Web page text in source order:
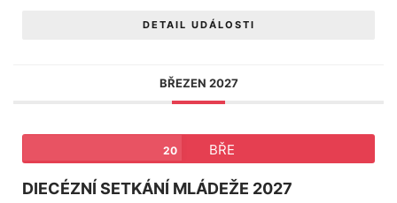
DETAIL UDÁLOSTI
BŘEZEN 2027
20 BŘE
DIECÉZNÍ SETKÁNÍ MLÁDEŽE 2027